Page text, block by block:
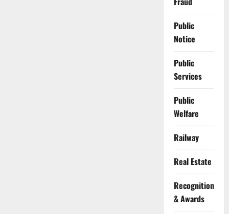
Public
Notice
Public
Services
Public
Welfare
Railway
Real Estate
Recognition
& Awards